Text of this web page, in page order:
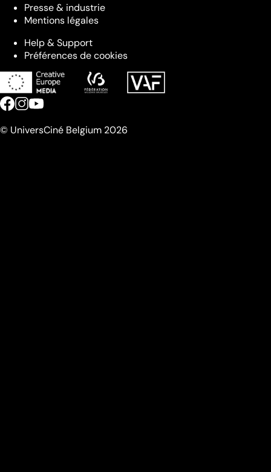
Presse & industrie
Mentions légales
Help & Support
Préférences de cookies
© UniversCiné Belgium 2026